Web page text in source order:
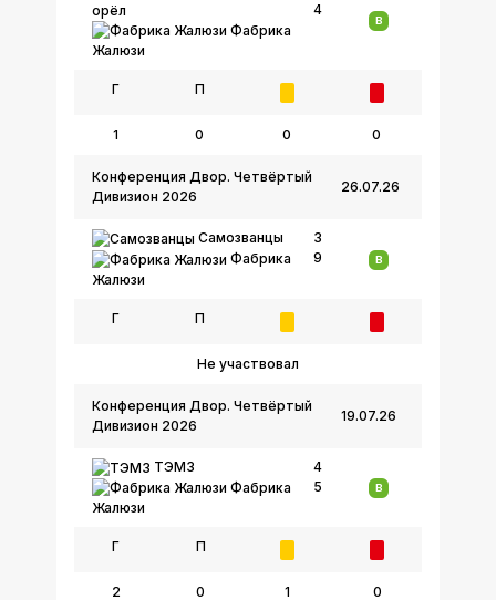
орёл
Фабрика
Жалюзи
4
В
Г П
1 0 0 0
26.07.26
Конференция Двор. Четвёртый
Дивизион 2026
Самозванцы
Фабрика
Жалюзи
3
9
В
Г П
Не участвовал
19.07.26
Конференция Двор. Четвёртый
Дивизион 2026
ТЭМЗ
Фабрика
Жалюзи
4
5
В
Г П
2 0 1 0